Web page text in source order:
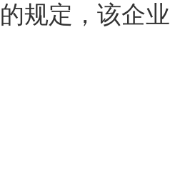
规定，该企